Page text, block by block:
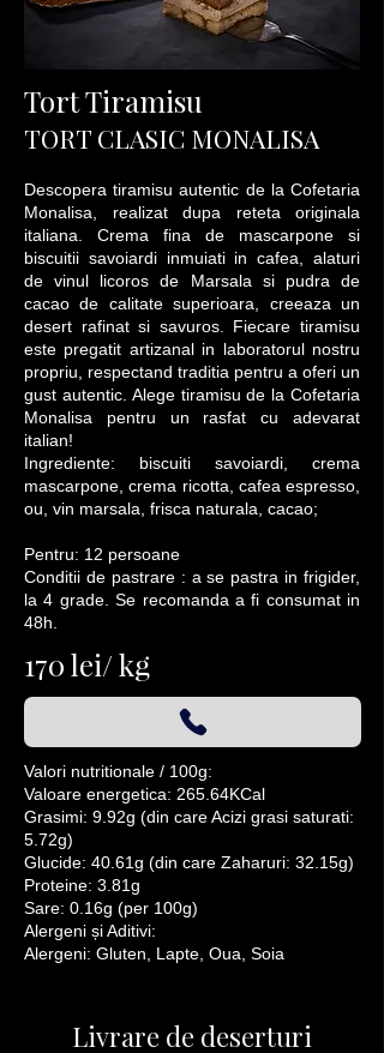
Tort Tiramisu
TORT CLASIC MONALISA
Descopera tiramisu autentic de la Cofetaria
Monalisa, realizat dupa reteta originala
italiana. Crema fina de mascarpone si
biscuitii savoiardi inmuiati in cafea, alaturi
de vinul licoros de Marsala si pudra de
cacao de calitate superioara, creeaza un
desert rafinat si savuros. Fiecare tiramisu
este pregatit artizanal in laboratorul nostru
propriu, respectand traditia pentru a oferi un
gust autentic. Alege tiramisu de la Cofetaria
Monalisa pentru un rasfat cu adevarat
italian!
Ingrediente: biscuiti savoiardi, crema
mascarpone, crema ricotta, cafea espresso,
ou, vin marsala, frisca naturala, cacao;
Pentru: 12 persoane
Conditii de pastrare : a se pastra in frigider,
la 4 grade. Se recomanda a fi consumat in
48h.
170 lei/ kg
Valori nutritionale / 100g:
Valoare energetica: 265.64KCal
Grasimi: 9.92g (din care Acizi grasi saturati:
5.72g)
Glucide: 40.61g (din care Zaharuri: 32.15g)
Proteine: 3.81g
Sare: 0.16g (per 100g)
Alergeni și Aditivi:
Alergeni: Gluten, Lapte, Oua, Soia
Livrare de deserturi